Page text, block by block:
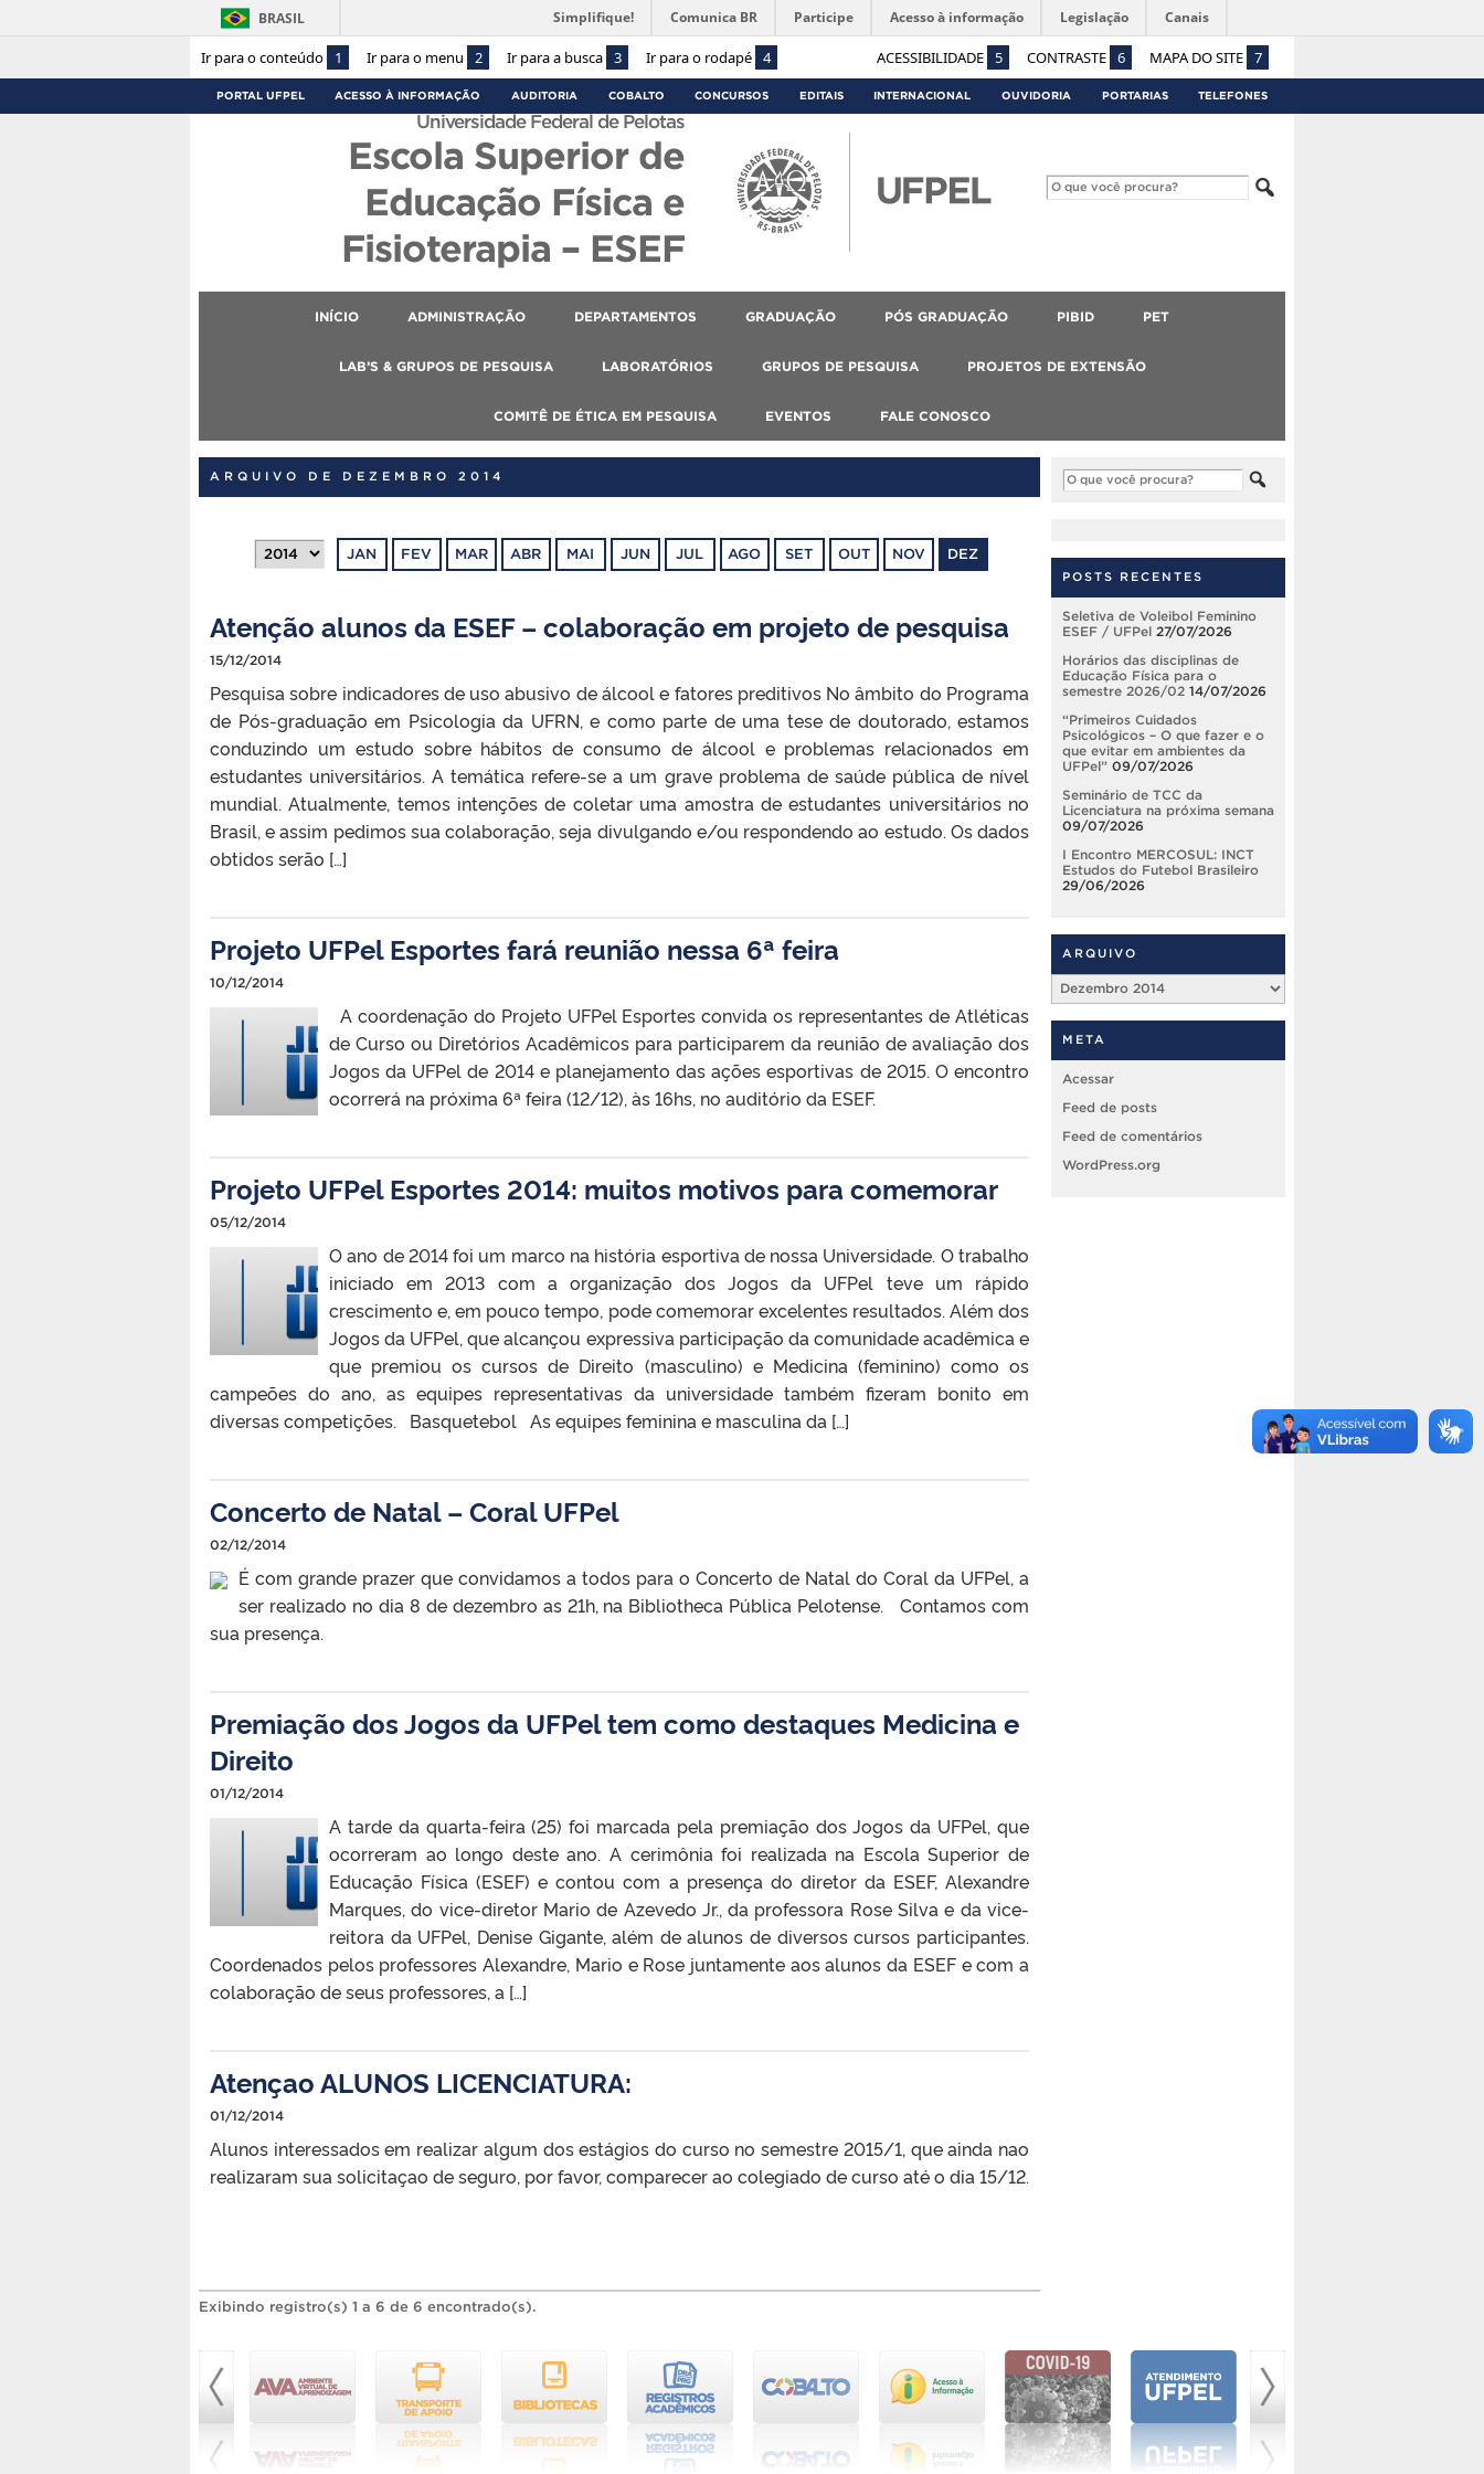
Ir para o conteúdo 1 Ir para o menu 2 Ir para a busca 3 Ir para o rodapé 4 ACESSIBILIDADE 5 CONTRASTE 6 MAPA DO SITE 7
BRASIL Simplifique! Comunica BR Participe Acesso à informação Legislação Canais
PORTAL UFPEL ACESSO À INFORMAÇÃO AUDITORIA COBALTO CONCURSOS EDITAIS INTERNACIONAL OUVIDORIA PORTARIAS TELEFONES
Universidade Federal de Pelotas
Escola Superior de
Educação Física e
Fisioterapia – ESEF
INÍCIO ADMINISTRAÇÃO DEPARTAMENTOS GRADUAÇÃO PÓS GRADUAÇÃO PIBID PET
LAB’S & GRUPOS DE PESQUISA LABORATÓRIOS GRUPOS DE PESQUISA PROJETOS DE EXTENSÃO
COMITÊ DE ÉTICA EM PESQUISA EVENTOS FALE CONOSCO
ARQUIVO DE DEZEMBRO 2014
JAN FEV MAR ABR MAI JUN JUL AGO SET OUT NOV DEZ
Atenção alunos da ESEF – colaboração em projeto de pesquisa
15/12/2014
Pesquisa sobre indicadores de uso abusivo de álcool e fatores preditivos No âmbito do Programa
de Pós-graduação em Psicologia da UFRN, e como parte de uma tese de doutorado, estamos
conduzindo um estudo sobre hábitos de consumo de álcool e problemas relacionados em
estudantes universitários. A temática refere-se a um grave problema de saúde pública de nível
mundial. Atualmente, temos intenções de coletar uma amostra de estudantes universitários no
Brasil, e assim pedimos sua colaboração, seja divulgando e/ou respondendo ao estudo. Os dados
obtidos serão […]
Projeto UFPel Esportes fará reunião nessa 6ª feira
10/12/2014
A coordenação do Projeto UFPel Esportes convida os representantes de Atléticas
de Curso ou Diretórios Acadêmicos para participarem da reunião de avaliação dos
Jogos da UFPel de 2014 e planejamento das ações esportivas de 2015. O encontro
ocorrerá na próxima 6ª feira (12/12), às 16hs, no auditório da ESEF.
Projeto UFPel Esportes 2014: muitos motivos para comemorar
05/12/2014
O ano de 2014 foi um marco na história esportiva de nossa Universidade. O trabalho
iniciado em 2013 com a organização dos Jogos da UFPel teve um rápido
crescimento e, em pouco tempo, pode comemorar excelentes resultados. Além dos
Jogos da UFPel, que alcançou expressiva participação da comunidade acadêmica e
que premiou os cursos de Direito (masculino) e Medicina (feminino) como os
campeões do ano, as equipes representativas da universidade também fizeram bonito em
diversas competições. Basquetebol As equipes feminina e masculina da […]
Concerto de Natal – Coral UFPel
02/12/2014
É com grande prazer que convidamos a todos para o Concerto de Natal do Coral da UFPel, a
ser realizado no dia 8 de dezembro as 21h, na Bibliotheca Pública Pelotense. Contamos com
sua presença.
Premiação dos Jogos da UFPel tem como destaques Medicina e
Direito
01/12/2014
A tarde da quarta-feira (25) foi marcada pela premiação dos Jogos da UFPel, que
ocorreram ao longo deste ano. A cerimônia foi realizada na Escola Superior de
Educação Física (ESEF) e contou com a presença do diretor da ESEF, Alexandre
Marques, do vice-diretor Mario de Azevedo Jr., da professora Rose Silva e da vice-
reitora da UFPel, Denise Gigante, além de alunos de diversos cursos participantes.
Coordenados pelos professores Alexandre, Mario e Rose juntamente aos alunos da ESEF e com a
colaboração de seus professores, a […]
Atençao ALUNOS LICENCIATURA:
01/12/2014
Alunos interessados em realizar algum dos estágios do curso no semestre 2015/1, que ainda nao
realizaram sua solicitaçao de seguro, por favor, comparecer ao colegiado de curso até o dia 15/12.
Exibindo registro(s) 1 a 6 de 6 encontrado(s).
POSTS RECENTES
Seletiva de Voleibol Feminino
ESEF / UFPel 27/07/2026
Horários das disciplinas de
Educação Física para o
semestre 2026/02 14/07/2026
“Primeiros Cuidados
Psicológicos – O que fazer e o
que evitar em ambientes da
UFPel” 09/07/2026
Seminário de TCC da
Licenciatura na próxima semana
09/07/2026
I Encontro MERCOSUL: INCT
Estudos do Futebol Brasileiro
29/06/2026
ARQUIVO
Arquivo
META
Acessar
Feed de posts
Feed de comentários
WordPress.org